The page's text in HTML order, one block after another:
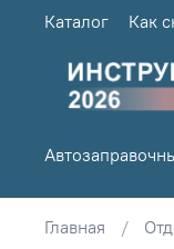
Каталог Как
Главная